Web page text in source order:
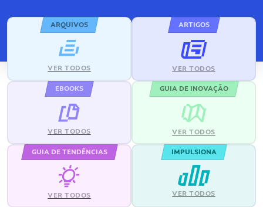
ARQUIVOS
VER TODOS
ARTIGOS
VER TODOS
EBOOKS
VER TODOS
GUIA DE INOVAÇÃO
VER TODOS
GUIA DE TENDÊNCIAS
VER TODOS
IMPULSIONA
VER TODOS